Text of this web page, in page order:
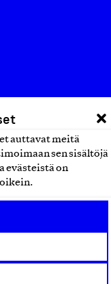
auttavat meitä
sen sisältöjä
evästeistä on